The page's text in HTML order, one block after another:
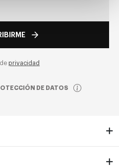
privacidad
DE DATOS